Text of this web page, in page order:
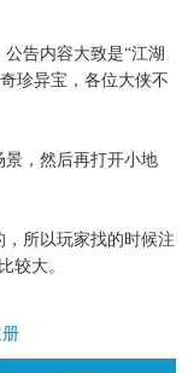
告内容大致是“江湖
珍异宝，各位大侠不
，然后再打开小地
所以玩家找的时候注
较大。